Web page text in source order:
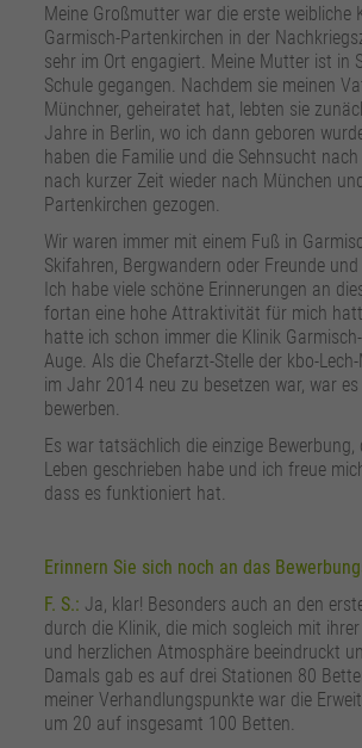
Meine Großmutter war die erste weibliche
Garmisch-Partenkirchen in der
sehr im Ort engagiert. Meine Mutter ist in
Schule gegangen. Nachdem sie meinen
Münchner, geheiratet hat, lebten sie
Jahre in Berlin, wo ich dann geboren
haben die Familie und die Sehnsucht
nach kurzer Zeit wieder nach München
Partenkirchen gezogen.
Wir waren immer mit einem Fuß in
Skifahren, Bergwandern oder Freunde
Ich habe viele schöne Erinnerungen an
fortan eine hohe Attraktivität für mich
hatte ich schon immer die Klinik
Auge. Als die Chefarzt-Stelle der kbo-
im Jahr 2014 neu zu besetzen war, war
bewerben.
Es war tatsächlich die einzige Bewerbung,
Leben geschrieben habe und ich freue
dass es funktioniert hat.
Erinnern Sie sich noch an das
F. S.: Ja, klar! Besonders auch an den
durch die Klinik, die mich sogleich mit
und herzlichen Atmosphäre beeindruckt
Damals gab es auf drei Stationen 80
meiner Verhandlungspunkte war die
um 20 auf insgesamt 100 Betten.